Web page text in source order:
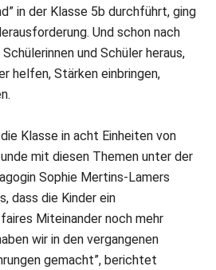
in der Klasse 5b durchführt, ging
Und schon nach
und Schüler heraus,
helfen, Stärken einbringen,
Klasse in acht Einheiten von
mit diesen Themen unter der
Sophie Mertins-Lamers
dass die Kinder ein
Miteinander noch mehr
wir in den vergangenen
gemacht”, berichtet